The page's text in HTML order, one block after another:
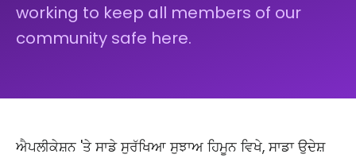
working to keep all members of our
community safe here.
ਐਪਲੀਕੇਸ਼ਨ 'ਤੇ ਸਾਡੇ ਸੁਰੱਖਿਆ ਸੁਝਾਅ ਹਿਮੂਨ ਵਿਖੇ, ਸਾਡਾ ਉਦੇਸ਼